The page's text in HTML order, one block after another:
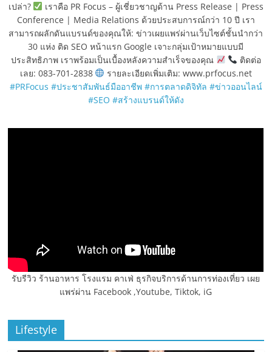
เปล่า?
เราคือ PR Focus – ผู้เชี่ยวชาญด้าน Press Release | Press
Conference | Media Relations ด้วยประสบการณ์กว่า 10 ปี เรา
สามารถผลักดันแบรนด์ของคุณให้: ข่าวเผยแพร่ผ่านเว็บไซต์ชั้นนำกว่า
30 แห่ง ติด SEO หน้าแรก Google เจาะกลุ่มเป้าหมายแบบมี
ประสิทธิภาพ เราพร้อมเป็นเบื้องหลังความสำเร็จของคุณ
ติดต่อ
เลย: 083-701-2838
รายละเอียดเพิ่มเติม: www.prfocus.net
#PRFocus #ประชาสัมพันธ์มืออาชีพ #การตลาดดิจิทัล #ข่าวออนไลน์
#SEO #สร้างแบรนด์ให้ดัง
รับรีวิว ร้านอาหาร โรงแรม คาเฟ่ ธุรกิจบริการด้านการท่องเที่ยว เผย
แพร่ผ่าน Facebook ,Youtube, Tiktok, iG
Lifestyle